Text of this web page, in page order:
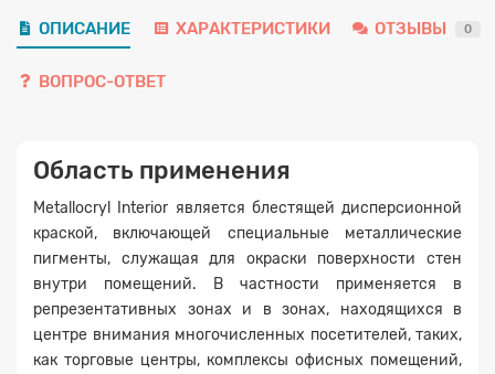
ОПИСАНИЕ ХАРАКТЕРИСТИКИ ОТЗЫВЫ 0
ВОПРОС-ОТВЕТ
Область применения
Metallocryl Interior является блестящей дисперсионной
краской, включающей специальные металлические
пигменты, служащая для окраски поверхности стен
внутри помещений. В частности применяется в
репрезентативных зонах и в зонах, находящихся в
центре внимания многочисленных посетителей, таких,
как торговые центры, комплексы офисных помещений,